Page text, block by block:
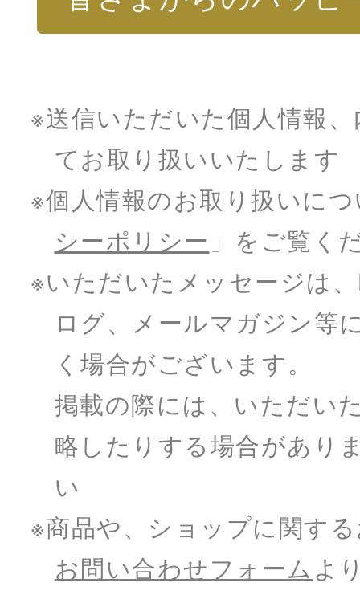
※送信いただいた個人情報
てお取り扱いいたします
※個人情報のお取り扱いに
シーポリシー 」をご覧く
※いただいたメッセージは
ログ、メールマガジン等
く場合がございます。
掲載の際には、いただい
略したりする場合があり
い
※商品や、ショップに関す
お問い合わせフォーム よ